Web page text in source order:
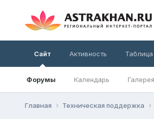
Сайт
Форумы Календарь Галерея
Активность
Главная Техническая поддержка